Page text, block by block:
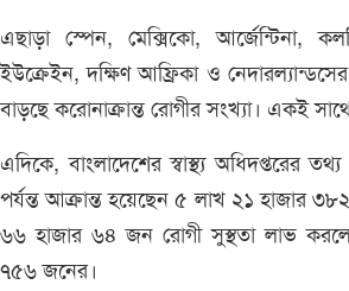
এছাড়া স্পেন, মেক্সিকো, আর্জেন্টিনা,
ইউক্রেইন, দক্ষিণ আফ্রিকা ও
বাড়ছে করোনাক্রান্ত রোগীর সংখ্যা। একই
এদিকে, বাংলাদেশের স্বাস্থ্য অধিদপ্তরের
পর্যন্ত আক্রান্ত হয়েছেন ৫ লাখ ২১ হাজার
৬৬ হাজার ৬৪ জন রোগী সুস্থতা লাভ
৭৫৬ জনের।